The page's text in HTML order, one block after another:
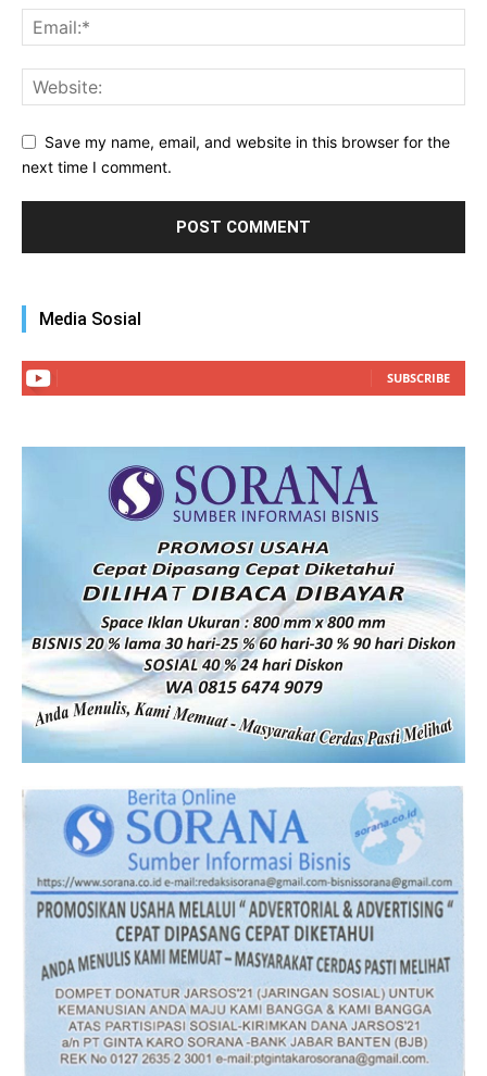
Save my name, email, and website in this browser for the
next time I comment.
Media Sosial
SUBSCRIBE